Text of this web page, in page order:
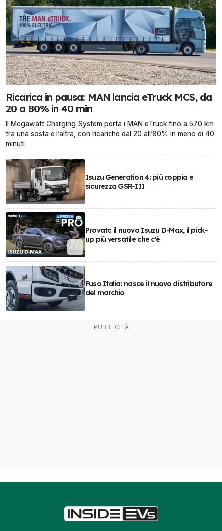
Ricarica in pausa: MAN lancia eTruck MCS, da
20 a 80% in 40 min
Il Megawatt Charging System porta i MAN eTruck fino a 570 km
tra una sosta e l’altra, con ricariche dal 20 all’80% in meno di 40
minuti
Isuzu Generation 4: più coppia e
sicurezza GSR-III
Provato il nuovo Isuzu D-Max, il pick-
up più versatile che c'è
Fuso Italia: nasce il nuovo distributore
del marchio